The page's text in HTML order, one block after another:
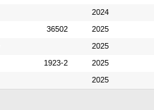
2024
36502 2025
2025
1923-2 2025
2025